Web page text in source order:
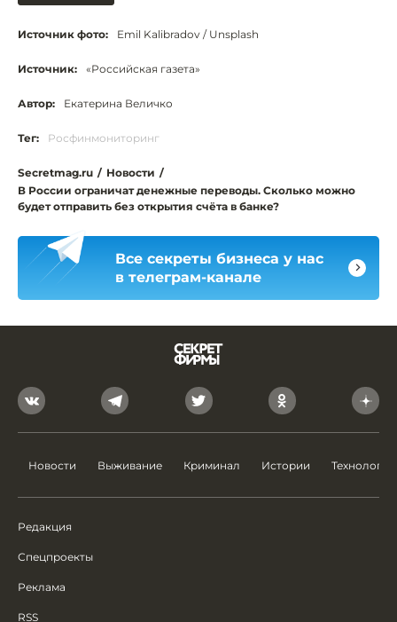
Источник фото: Emil Kalibradov / Unsplash
Источник: «Российская газета»
Автор: Екатерина Величко
Тег: Росфинмониторинг
Secretmag.ru / Новости /
В России ограничат денежные переводы. Сколько можно
будет отправить без открытия счёта в банке?
Все секреты бизнеса у нас
в телеграм-канале
Новости Выживание Криминал Истории Технологии
Редакция
Спецпроекты
Реклама
RSS